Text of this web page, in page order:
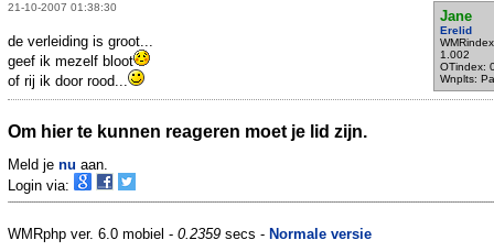
21-10-2007 01:38:30
Jane
Erelid
1.002
OTindex:
Wnplts:
de verleiding is groot...
geef ik mezelf bloot
of rij ik door rood...
Om hier te kunnen reageren moet je lid zijn.
Meld je nu aan.
Login via:
WMRphp ver. 6.0 mobiel - 0.2359 secs - Normale versie